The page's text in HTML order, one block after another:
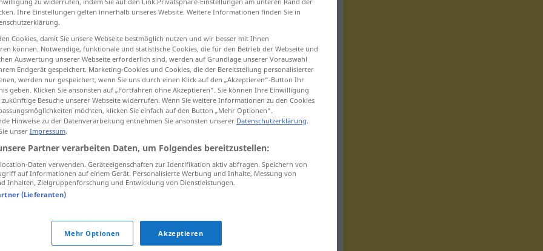
[tark]
Auslassung
Ihre Einstellungen gelten innerhalb unseres Website. Weitere Informationen finden Sie in
Cookies, damit Sie unsere Webseite bestmöglich nutzen und wir besser mit Ihnen
können. Notwendige, funktionale und statistische Cookies, die für den Betrieb der Webseite und
Auswertung unserer Webseite erforderlich sind, werden auf Grundlage unserer Vorauswahl
Endgerät gespeichert. Marketing-Cookies und Cookies, die der Bereitstellung personalisierter
werden nur gespeichert, wenn Sie uns durch einen Klick auf den „Akzeptieren“-Button Ihr
geben. Klicken Sie ansonsten auf „Fortfahren ohne Akzeptieren“. Sie können Ihre Einwilligung
Besuche unserer Webseite widerrufen. Wenn Sie weitere Informationen zu den Cookies
möchten, klicken Sie einfach auf den Button „Mehr Optionen“.
Hinweise zu der Datenverarbeitung entnehmen Sie ansonsten unserer Datenschutzerklärung.
unser Impressum.
Partner verarbeiten Daten, um Folgendes bereitzustellen:
Daten verwenden. Geräteeigenschaften zur Identifikation aktiv abfragen. Speichern von
auf Informationen auf einem Gerät. Personalisierte Werbung und Inhalte, Messung von
Inhalten, Zielgruppenforschung und Entwicklung von Dienstleistungen.
(Lieferanten)
Mehr Optionen Akzeptieren